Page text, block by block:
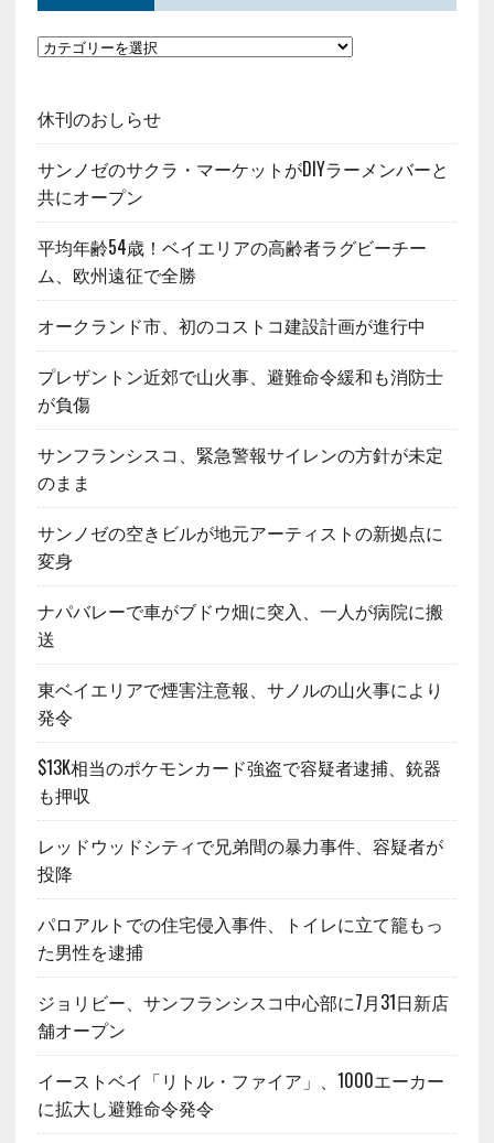
休刊のおしらせ
サンノゼのサクラ・マーケットがDIYラーメンバーと
共にオープン
平均年齢54歳！ベイエリアの高齢者ラグビーチー
ム、欧州遠征で全勝
オークランド市、初のコストコ建設計画が進行中
プレザントン近郊で山火事、避難命令緩和も消防士
が負傷
サンフランシスコ、緊急警報サイレンの方針が未定
のまま
サンノゼの空きビルが地元アーティストの新拠点に
変身
ナパバレーで車がブドウ畑に突入、一人が病院に搬
送
東ベイエリアで煙害注意報、サノルの山火事により
発令
$13K相当のポケモンカード強盗で容疑者逮捕、銃器
も押収
レッドウッドシティで兄弟間の暴力事件、容疑者が
投降
パロアルトでの住宅侵入事件、トイレに立て籠もっ
た男性を逮捕
ジョリビー、サンフランシスコ中心部に7月31日新店
舗オープン
イーストベイ「リトル・ファイア」、1000エーカー
に拡大し避難命令発令